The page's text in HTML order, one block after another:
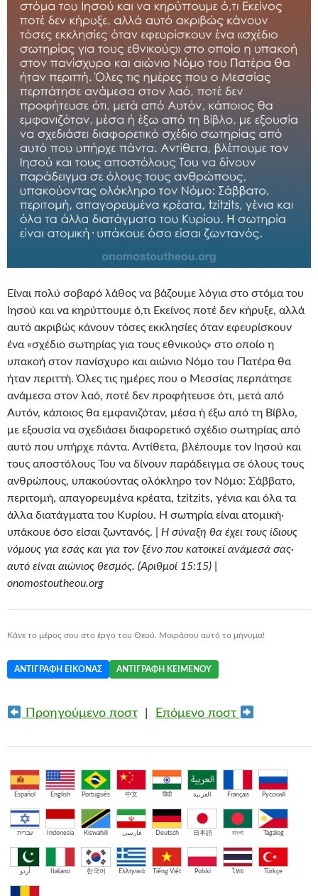
Είναι πολύ σοβαρό λάθος να βάζουμε λόγια στο στόμα του
Ιησού και να κηρύττουμε ό,τι Εκείνος ποτέ δεν κήρυξε, αλλά
αυτό ακριβώς κάνουν τόσες εκκλησίες όταν εφευρίσκουν
ένα «σχέδιο σωτηρίας για τους εθνικούς» στο οποίο η
υπακοή στον πανίσχυρο και αιώνιο Νόμο του Πατέρα θα
ήταν περιττή. Όλες τις ημέρες που ο Μεσσίας περπάτησε
ανάμεσα στον λαό, ποτέ δεν προφήτευσε ότι, μετά από
Αυτόν, κάποιος θα εμφανιζόταν, μέσα ή έξω από τη Βίβλο,
με εξουσία να σχεδιάσει διαφορετικό σχέδιο σωτηρίας από
αυτό που υπήρχε πάντα. Αντίθετα, βλέπουμε τον Ιησού και
τους αποστόλους Του να δίνουν παράδειγμα σε όλους τους
ανθρώπους, υπακούοντας ολόκληρο τον Νόμο: Σάββατο,
περιτομή, απαγορευμένα κρέατα, tzitzits, γένια και όλα τα
άλλα διατάγματα του Κυρίου. Η σωτηρία είναι ατομική·
υπάκουε όσο είσαι ζωντανός. | Η σύναξη θα έχει τους ίδιους
νόμους για εσάς και για τον ξένο που κατοικεί ανάμεσά σας·
αυτό είναι αιώνιος θεσμός. (Αριθμοί 15:15) |
onomostoutheou.org
Κάνε το μέρος σου στο έργο του Θεού. Μοιράσου αυτό το μήνυμα!
ΑΝΤΙΓΡΑΦΉ ΕΙΚΌΝΑΣ ΑΝΤΙΓΡΑΦΉ ΚΕΙΜΈΝΟΥ
Προηγούμενο ποστ| Επόμενο ποστ
Español English Português 中文 हिंदी العربية Français Русский
עברית Indonesia Kiswahili فارسی Deutsch 日本語 বাংলা Tagalog
اُردو Italiano 한국어 Ελληνικά Tiếng Việt Polski ไทย Türkçe